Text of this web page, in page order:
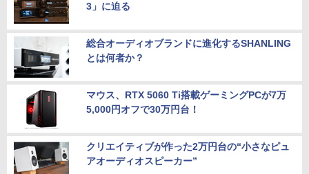
3」に迫る
総合オーディオブランドに進化するSHANLING
とは何者か？
マウス、RTX 5060 Ti搭載ゲーミングPCが7万
5,000円オフで30万円台！
クリエイティブが作った2万円台の“小さなピュ
アオーディオスピーカー”